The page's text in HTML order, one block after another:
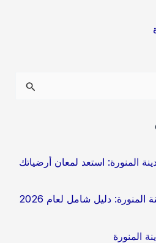
المنورة: استعد لمعان أرضياتك
أسعار تنظيف شقق بالمدينة المنورة: دليل شامل لعام 2026
المنورة